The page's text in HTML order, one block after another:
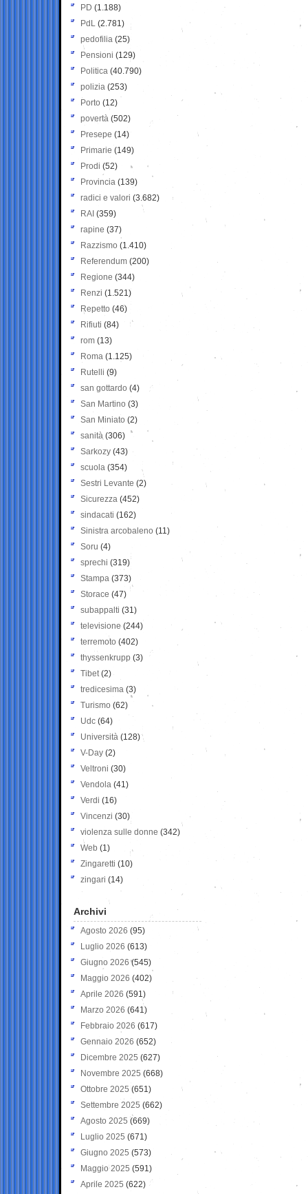
PD (1.188)
PdL (2.781)
pedofilia (25)
Pensioni (129)
Politica (40.790)
polizia (253)
Porto (12)
povertà (502)
Presepe (14)
Primarie (149)
Prodi (52)
Provincia (139)
radici e valori (3.682)
RAI (359)
rapine (37)
Razzismo (1.410)
Referendum (200)
Regione (344)
Renzi (1.521)
Repetto (46)
Rifiuti (84)
rom (13)
Roma (1.125)
Rutelli (9)
san gottardo (4)
San Martino (3)
San Miniato (2)
sanità (306)
Sarkozy (43)
scuola (354)
Sestri Levante (2)
Sicurezza (452)
sindacati (162)
Sinistra arcobaleno (11)
Soru (4)
sprechi (319)
Stampa (373)
Storace (47)
subappalti (31)
televisione(244)
terremoto (402)
thyssenkrupp (3)
Tibet(2)
tredicesima (3)
Turismo (62)
Udc (64)
Università (128)
V-Day (2)
Veltroni (30)
Vendola (41)
Verdi (16)
Vincenzi (30)
violenza sulle donne (342)
Web (1)
Zingaretti (10)
zingari (14)
Archivi
Agosto 2026 (95)
Luglio 2026 (613)
Giugno 2026 (545)
Maggio 2026 (402)
Aprile 2026 (591)
Marzo 2026 (641)
Febbraio 2026 (617)
Gennaio 2026 (652)
Dicembre 2025 (627)
Novembre 2025 (668)
Ottobre 2025 (651)
Settembre 2025 (662)
Agosto 2025 (669)
Luglio 2025 (671)
Giugno 2025 (573)
Maggio 2025 (591)
Aprile 2025 (622)